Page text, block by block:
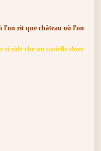
l'on rit que château où l'on
si ride che un castello dove